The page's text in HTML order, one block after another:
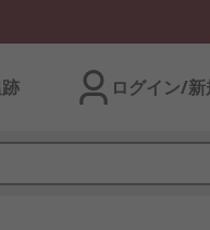
ログイン/